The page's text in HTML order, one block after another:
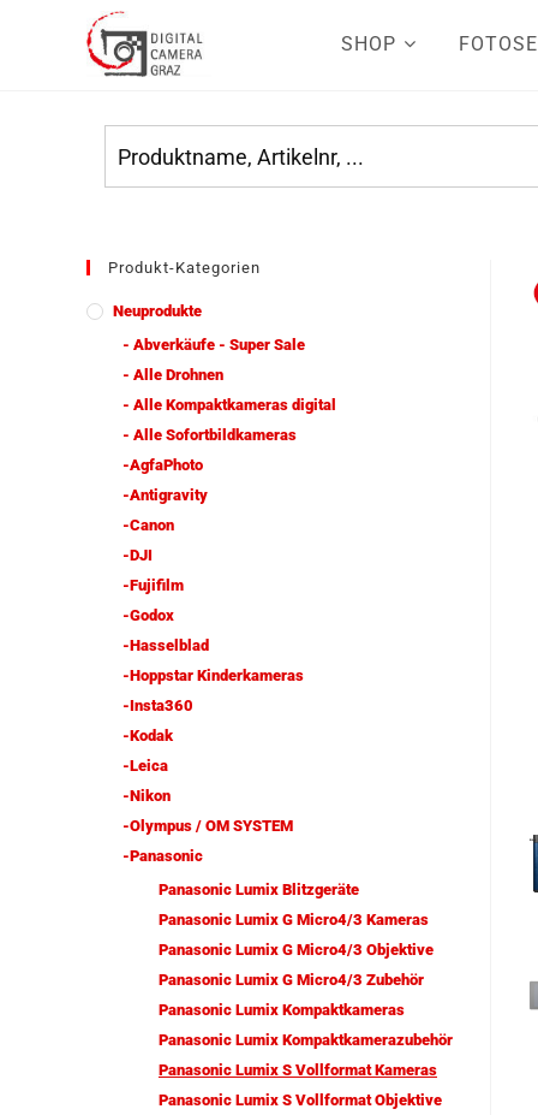
SHOP
Produkt-Kategorien
Neuprodukte
- Abverkäufe - Super Sale
- Alle Drohnen
- Alle Kompaktkameras digital
- Alle Sofortbildkameras
-AgfaPhoto
-Antigravity
-Canon
-DJI
-Fujifilm
-Godox
-Hasselblad
-Hoppstar Kinderkameras
-Insta360
-Kodak
-Leica
-Nikon
-Olympus / OM SYSTEM
-Panasonic
Panasonic Lumix Blitzgeräte
Panasonic Lumix G Micro4/3 Kameras
Panasonic Lumix G Micro4/3 Objektive
Panasonic Lumix G Micro4/3 Zubehör
Panasonic Lumix Kompaktkameras
Panasonic Lumix Kompaktkamerazubehör
Panasonic Lumix S Vollformat Kameras
Panasonic Lumix S Vollformat Objektive